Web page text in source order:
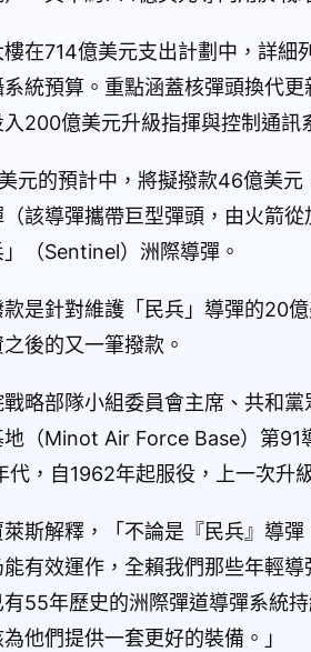
樓在714億美元支出計劃中，詳細
統預算。重點涵蓋核彈頭換代
200億美元升級指揮與控制通訊
元的預計中，將擬撥款46億美
（該導彈攜帶巨型彈頭，由火箭
」（Sentinel）洲際導彈。
是針對維護「民兵」導彈的20
後的又一筆撥款。
略部隊小組委員會主席、共和
地（Minot Air Force Base）第91
代，自1962年起服役，上一次升
斯解釋，「不論是『民兵』導
能有效運作，全賴我們那些年輕
55年歷史的洲際彈道導彈系統
他們提供一套更好的裝備。」